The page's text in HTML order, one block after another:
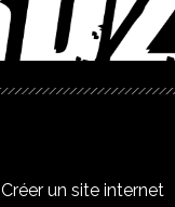
Créer un site internet